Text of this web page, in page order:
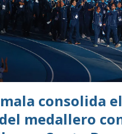
consolida
medallero